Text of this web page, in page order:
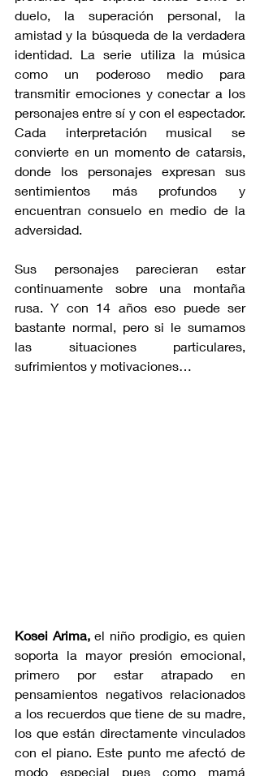
duelo, la superación personal, la
amistad y la búsqueda de la verdadera
identidad. La serie utiliza la música
como un poderoso medio para
transmitir emociones y conectar a los
personajes entre sí y con el espectador.
Cada interpretación musical se
convierte en un momento de catarsis,
donde los personajes expresan sus
sentimientos más profundos y
encuentran consuelo en medio de la
adversidad.
Sus personajes parecieran estar
continuamente sobre una montaña
rusa. Y con 14 años eso puede ser
bastante normal, pero si le sumamos
las situaciones particulares,
sufrimientos y motivaciones…
Kosei Arima, el niño prodigio, es quien
soporta la mayor presión emocional,
primero por estar atrapado en
pensamientos negativos relacionados
a los recuerdos que tiene de su madre,
los que están directamente vinculados
con el piano. Este punto me afectó de
modo especial pues como mamá